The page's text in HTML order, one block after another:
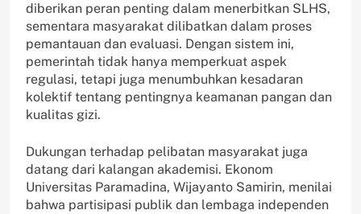
diberikan peran penting dalam menerbitkan SLHS,
sementara masyarakat dilibatkan dalam proses
pemantauan dan evaluasi. Dengan sistem ini,
pemerintah tidak hanya memperkuat aspek
regulasi, tetapi juga menumbuhkan kesadaran
kolektif tentang pentingnya keamanan pangan dan
kualitas gizi.
Dukungan terhadap pelibatan masyarakat juga
datang dari kalangan akademisi. Ekonom
Universitas Paramadina, Wijayanto Samirin, menilai
bahwa partisipasi publik dan lembaga independen